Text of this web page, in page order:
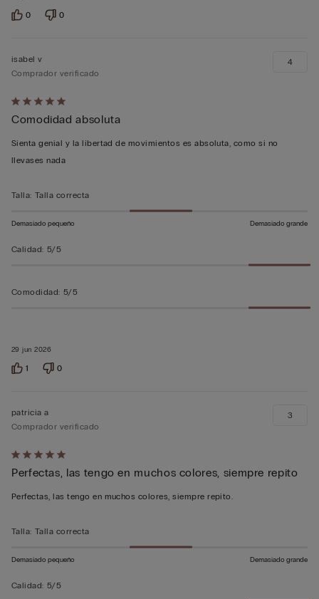
0 0
Calificación
de
5
sobre
29 jun 2026
isabel v
Comprador verificado
Comodidad absoluta
Sienta genial y la libertad de movimientos es absoluta, como si no
llevases nada
4
Talla: Talla correcta
Demasiado pequeño Demasiado grande
Calidad: 5/5
Comodidad: 5/5
1 0
Calificación
de
5
5
patricia a
Comprador verificado
Perfectas, las tengo en muchos colores, siempre repito
Perfectas, las tengo en muchos colores, siempre repito.
3
Talla: Talla correcta
Demasiado pequeño Demasiado grande
Calidad: 5/5